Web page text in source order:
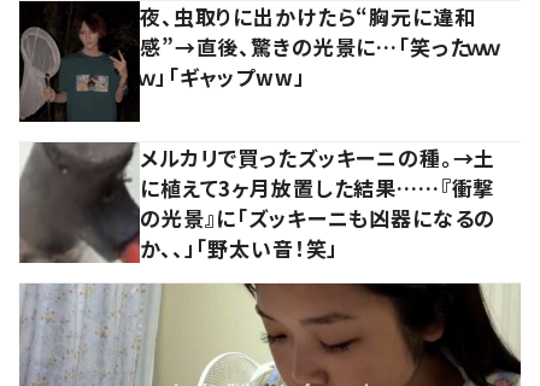
夜、虫取りに出かけたら“胸元に違和
感”→直後、驚きの光景に…「笑ったｗｗ
ｗ」「ギャップww」
メルカリで買ったズッキーニの種。→土
に植えて3ヶ月放置した結果……『衝撃
の光景』に「ズッキーニも凶器になるの
か、、」「野太い音！笑」